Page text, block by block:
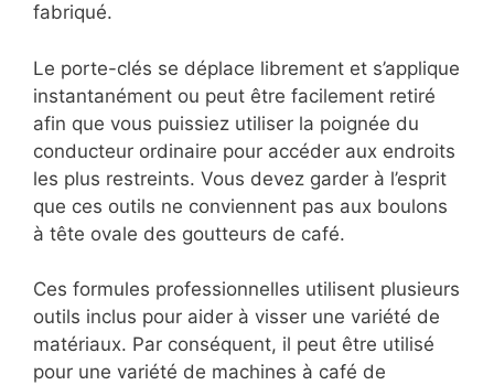
fabriqué.
Le porte-clés se déplace librement et s’applique
instantanément ou peut être facilement retiré
afin que vous puissiez utiliser la poignée du
conducteur ordinaire pour accéder aux endroits
les plus restreints. Vous devez garder à l’esprit
que ces outils ne conviennent pas aux boulons
à tête ovale des goutteurs de café.
Ces formules professionnelles utilisent plusieurs
outils inclus pour aider à visser une variété de
matériaux. Par conséquent, il peut être utilisé
pour une variété de machines à café de